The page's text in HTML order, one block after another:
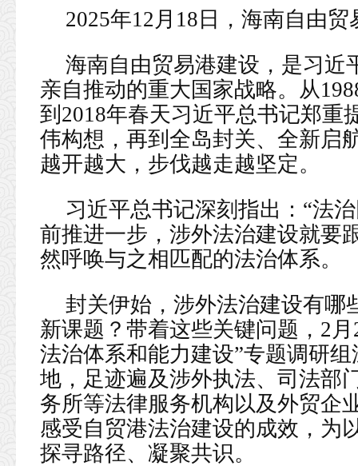
2025年12月18日，海南自由
海南自由贸易港建设，是习近
亲自推动的重大国家战略。从
到2018年春天习近平总书记郑重
伟构想，再到全岛封关、全新启
越开越大，步伐越走越坚定。
习近平总书记深刻指出：“法
前推进一步，涉外法治建设就要
然呼唤与之相匹配的法治体系。
封关伊始，涉外法治建设有哪
新课题？带着这些关键问题，2
法治体系和能力建设”专题调研
地，足迹遍及涉外执法、司法部
务所等法律服务机构以及外贸企
感受自贸港法治建设的成效，为
探寻路径、凝聚共识。